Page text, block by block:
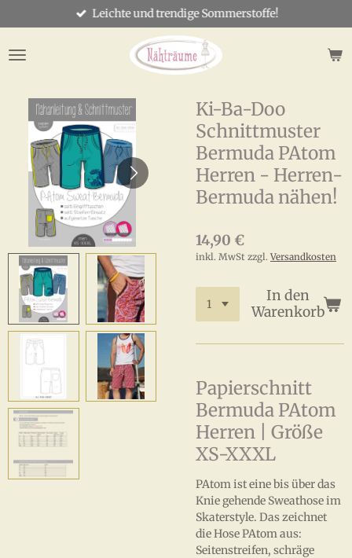
Hauptinhalt
springen
Leichte und trendige Sommerstoffe!
Ki-Ba-Doo
Schnittmuster
Bermuda PAtom
Herren - Herren-
Bermuda nähen!
14,90 €
inkl. MwSt zzgl. Versandkosten
In den
Warenkorb
Papierschnitt
Bermuda PAtom
Herren | Größe
XS-XXXL
PAtom ist eine bis über das
Knie gehende Sweathose im
Skaterstyle. Das zeichnet
die Hose PAtom aus:
Seitenstreifen, schräge